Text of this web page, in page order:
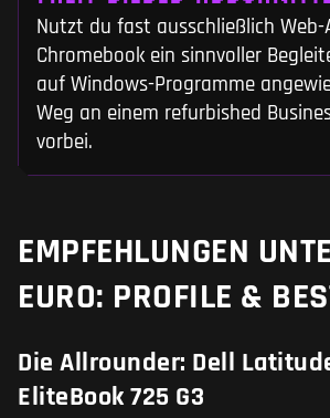
Nutzt du fast ausschließlich Web-
Chromebook ein sinnvoller
auf Windows-Programme
Weg an einem refurbished
vorbei.
EMPFEHLUNGEN
EURO: PROFILE &
Die Allrounder: Dell
EliteBook 725 G3